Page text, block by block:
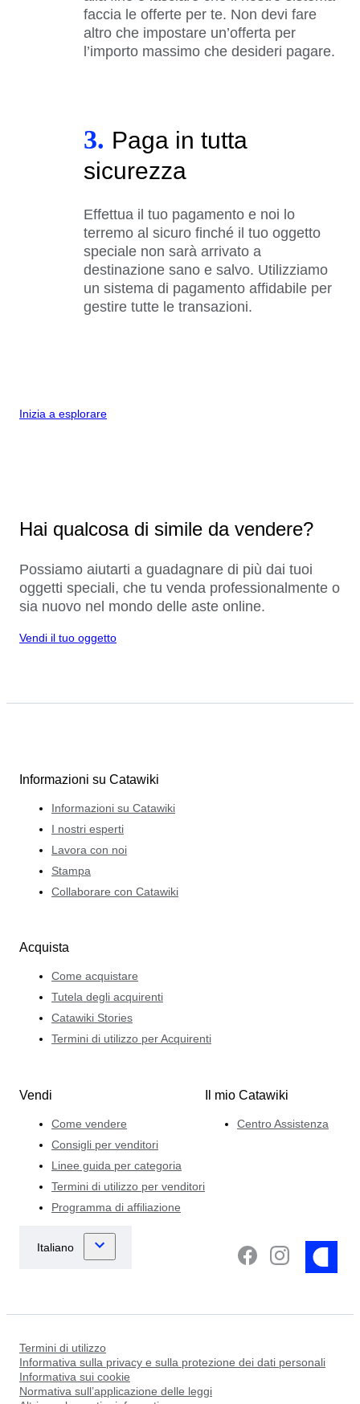
faccia le offerte per te. Non devi fare
altro che impostare un’offerta per
l’importo massimo che desideri pagare.
3. Paga in tutta
sicurezza
Effettua il tuo pagamento e noi lo
terremo al sicuro finché il tuo oggetto
speciale non sarà arrivato a
destinazione sano e salvo. Utilizziamo
un sistema di pagamento affidabile per
gestire tutte le transazioni.
Inizia a esplorare
Hai qualcosa di simile da vendere?
Possiamo aiutarti a guadagnare di più dai tuoi
oggetti speciali, che tu venda professionalmente o
sia nuovo nel mondo delle aste online.
Vendi il tuo oggetto
Informazioni su Catawiki
Informazioni su Catawiki
I nostri esperti
Lavora con noi
Stampa
Collaborare con Catawiki
Acquista
Come acquistare
Tutela degli acquirenti
Catawiki Stories
Termini di utilizzo per Acquirenti
Vendi
Come vendere
Consigli per venditori
Linee guida per categoria
Termini di utilizzo per venditori
Programma di affiliazione
Il mio Catawiki
Centro Assistenza
Termini di utilizzo
Informativa sulla privacy e sulla protezione dei dati personali
Informativa sui cookie
Normativa sull’applicazione delle leggi